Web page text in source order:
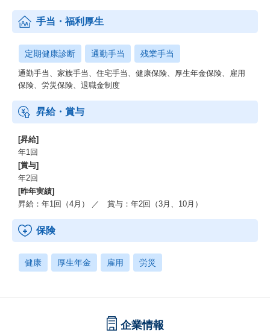
手当・福利厚生
定期健康診断 通勤手当 残業手当
通勤手当、家族手当、住宅手当、健康保険、厚生年金保険、雇用
保険、労災保険、退職金制度
昇給・賞与
[昇給]
年1回
[賞与]
年2回
[昨年実績]
昇給：年1回（4月） ／ 賞与：年2回（3月、10月）
保険
健康 厚生年金 雇用 労災
企業情報